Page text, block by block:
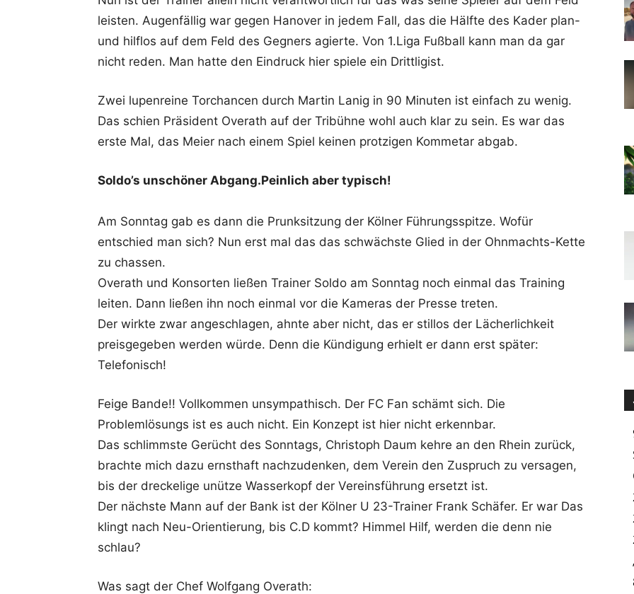
leisten. Augenfällig war gegen Hanover in jedem Fall, das die Hälfte des Kader plan-
und hilflos auf dem Feld des Gegners agierte. Von 1.Liga Fußball kann man da gar
nicht reden. Man hatte den Eindruck hier spiele ein Drittligist.
Zwei lupenreine Torchancen durch Martin Lanig in 90 Minuten ist einfach zu wenig.
Das schien Präsident Overath auf der Tribühne wohl auch klar zu sein. Es war das
erste Mal, das Meier nach einem Spiel keinen protzigen Kommetar abgab.
Soldo’s unschöner Abgang.Peinlich aber typisch!
Am Sonntag gab es dann die Prunksitzung der Kölner Führungsspitze. Wofür
entschied man sich? Nun erst mal das das schwächste Glied in der Ohnmachts-Kette
zu chassen.
Overath und Konsorten ließen Trainer Soldo am Sonntag noch einmal das Training
leiten. Dann ließen ihn noch einmal vor die Kameras der Presse treten.
Der wirkte zwar angeschlagen, ahnte aber nicht, das er stillos der Lächerlichkeit
preisgegeben werden würde. Denn die Kündigung erhielt er dann erst später:
Telefonisch!
Feige Bande!! Vollkommen unsympathisch. Der FC Fan schämt sich. Die
Problemlösungs ist es auch nicht. Ein Konzept ist hier nicht erkennbar.
Das schlimmste Gerücht des Sonntags, Christoph Daum kehre an den Rhein zurück,
brachte mich dazu ernsthaft nachzudenken, dem Verein den Zuspruch zu versagen,
bis der dreckelige unütze Wasserkopf der Vereinsführung ersetzt ist.
Der nächste Mann auf der Bank ist der Kölner U 23-Trainer Frank Schäfer. Er war Das
klingt nach Neu-Orientierung, bis C.D kommt? Himmel Hilf, werden die denn nie
schlau?
Was sagt der Chef Wolfgang Overath: